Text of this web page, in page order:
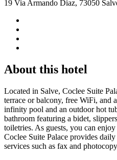
19 Via Armando Diaz, 73050
About this hotel
Located in Salve, Coclee Suite
terrace or balcony, free WiFi, and
infinity pool and an outdoor hot
bathroom featuring a bidet,
toiletries. As guests, you can
Coclee Suite Palace provides
services such as fax and